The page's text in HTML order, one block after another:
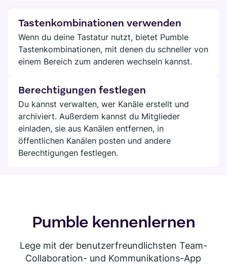
Tastenkombinationen verwenden
Wenn du deine Tastatur nutzt, bietet Pumble
Tastenkombinationen, mit denen du schneller von
einem Bereich zum anderen wechseln kannst.
Berechtigungen festlegen
Du kannst verwalten, wer Kanäle erstellt und
archiviert. Außerdem kannst du Mitglieder
einladen, sie aus Kanälen entfernen, in
öffentlichen Kanälen posten und andere
Berechtigungen festlegen.
Pumble kennenlernen
Lege mit der benutzerfreundlichsten Team-
Collaboration- und Kommunikations-App